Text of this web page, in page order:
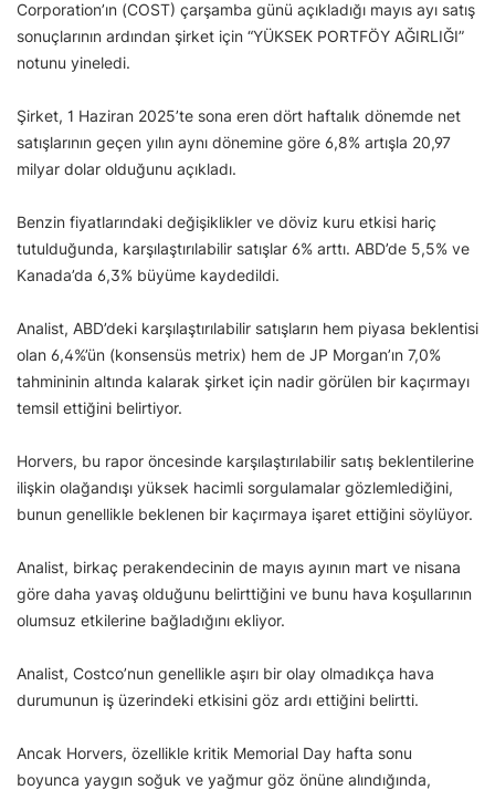
Corporation’ın (COST) çarşamba günü açıkladığı mayıs ayı satış
sonuçlarının ardından şirket için “YÜKSEK PORTFÖY AĞIRLIĞI”
notunu yineledi.
Şirket, 1 Haziran 2025’te sona eren dört haftalık dönemde net
satışlarının geçen yılın aynı dönemine göre 6,8% artışla 20,97
milyar dolar olduğunu açıkladı.
Benzin fiyatlarındaki değişiklikler ve döviz kuru etkisi hariç
tutulduğunda, karşılaştırılabilir satışlar 6% arttı. ABD’de 5,5% ve
Kanada’da 6,3% büyüme kaydedildi.
Analist, ABD’deki karşılaştırılabilir satışların hem piyasa beklentisi
olan 6,4%’ün (konsensüs metrix) hem de JP Morgan’ın 7,0%
tahmininin altında kalarak şirket için nadir görülen bir kaçırmayı
temsil ettiğini belirtiyor.
Horvers, bu rapor öncesinde karşılaştırılabilir satış beklentilerine
ilişkin olağandışı yüksek hacimli sorgulamalar gözlemlediğini,
bunun genellikle beklenen bir kaçırmaya işaret ettiğini söylüyor.
Analist, birkaç perakendecinin de mayıs ayının mart ve nisana
göre daha yavaş olduğunu belirttiğini ve bunu hava koşullarının
olumsuz etkilerine bağladığını ekliyor.
Analist, Costco’nun genellikle aşırı bir olay olmadıkça hava
durumunun iş üzerindeki etkisini göz ardı ettiğini belirtti.
Ancak Horvers, özellikle kritik Memorial Day hafta sonu
boyunca yaygın soğuk ve yağmur göz önüne alındığında,